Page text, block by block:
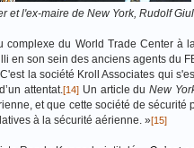
et l'ex-maire de New York, Rudolf
du World Trade Center à
en son sein des anciens agents du
la société Kroll Associates qui
attentat.[14] Un article duNew
et que cette société de
à la sécurité aérienne. »[15]